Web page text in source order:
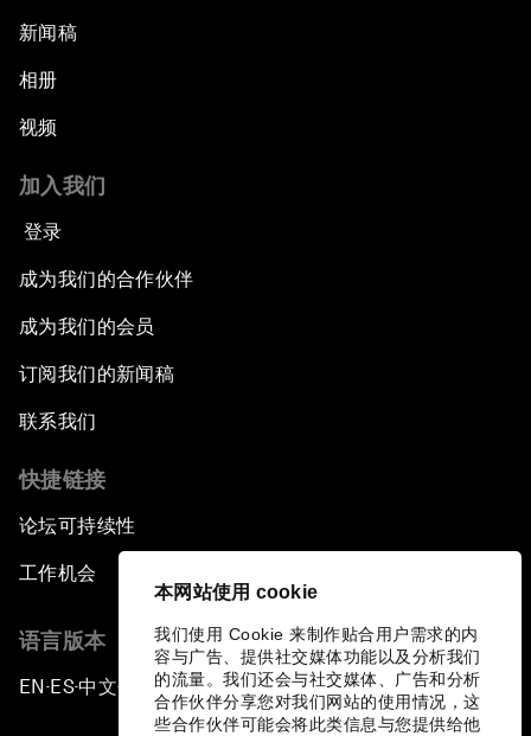
本网站使用 cookie
我们使用 Cookie 来制作贴合用户需求的内
容与广告、提供社交媒体功能以及分析我们
的流量。我们还会与社交媒体、广告和分析
合作伙伴分享您对我们网站的使用情况，这
些合作伙伴可能会将此类信息与您提供给他
新闻稿
相册
视频
加入我们
登录
成为我们的合作伙伴
成为我们的会员
订阅我们的新闻稿
联系我们
快捷链接
论坛可持续性
工作机会
语言版本
EN ▪ ES▪中文▪ 日本語